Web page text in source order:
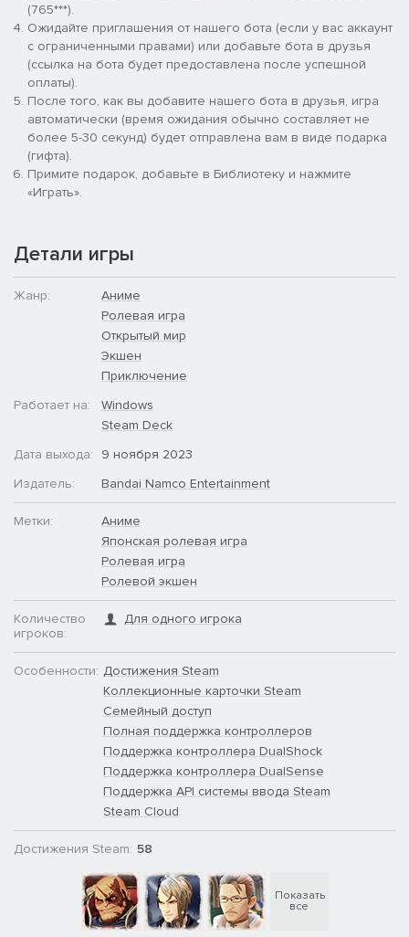
Узнайте историю разделенных народов Даны и Рены
Будущее этих миров находится в руках главных героев —
Алфена и Шион. В компании друзей они сумеют преодолеть
трудности и повзрослеют на ваших глазах. Самые важные
моменты приключений сопровождаются потрясающей
анимацией от студии ufotable.
(765***).
Ожидайте приглашения от нашего бота (если у вас аккаунт
с ограниченными правами) или добавьте бота в друзья
(ссылка на бота будет предоставлена после успешной
оплаты).
После того, как вы добавите нашего бота в друзья, игра
автоматически (время ожидания обычно составляет не
более 5-30 секунд) будет отправлена вам в виде подарка
(гифта).
Примите подарок, добавьте в Библиотеку и нажмите
«Играть».
Детали игры
Жанр:
Аниме
Ролевая игра
Открытый мир
Экшен
Приключение
Работает на:
Windows
Steam Deck
Дата выхода:
9 ноября 2023
Издатель:
Bandai Namco Entertainment
Метки:
Аниме
Японская ролевая игра
Ролевая игра
Ролевой экшен
Количество
игроков:
Для одного игрока
Особенности: Достижения Steam
Коллекционные карточки Steam
Семейный доступ
Полная поддержка контроллеров
Поддержка контроллера DualShock
Поддержка контроллера DualSense
Поддержка API системы ввода Steam
Steam Cloud
Достижения Steam: 58
Показать
все